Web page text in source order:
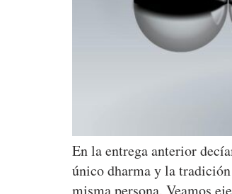
En la entrega anterior
único dharma y la